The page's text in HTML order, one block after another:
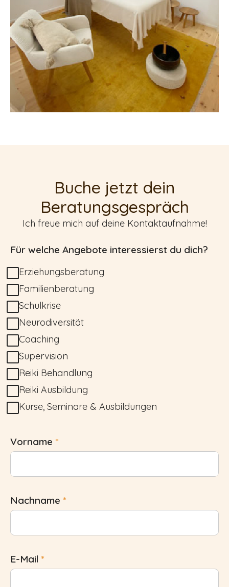
Buche jetzt dein
Beratungsgespräch
Ich freue mich auf deine Kontaktaufnahme!
Für welche Angebote interessierst du dich?
Erziehungsberatung
Familienberatung
Schulkrise
Neurodiversität
Coaching
Supervision
Reiki Behandlung
Reiki Ausbildung
Kurse, Seminare & Ausbildungen
Vorname *
Nachname *
E-Mail *